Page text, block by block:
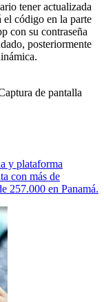
tener actualizada
código en la parte
con su contraseña
posteriormente
de pantalla
y plataforma
con más de
257.000 en Panamá.